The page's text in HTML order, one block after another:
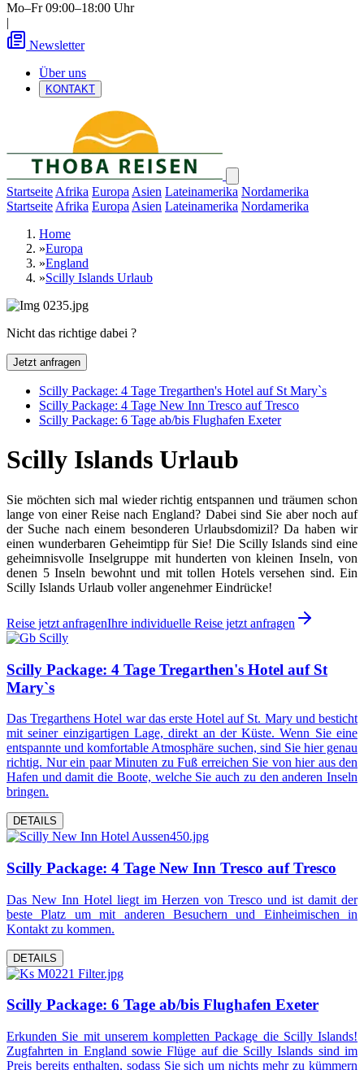
Mo–Fr 09:00–18:00 Uhr
|
Newsletter
Über uns
KONTAKT
Startseite Afrika Europa Asien Lateinamerika Nordamerika
Startseite Afrika Europa Asien Lateinamerika Nordamerika
Home
»Europa
»England
»Scilly Islands Urlaub
Nicht das richtige dabei ?
Jetzt anfragen
Scilly Package: 4 Tage Tregarthen's Hotel auf St Mary`s
Scilly Package: 4 Tage New Inn Tresco auf Tresco
Scilly Package: 6 Tage ab/bis Flughafen Exeter
Scilly Islands Urlaub
Sie möchten sich mal wieder richtig entspannen und träumen schon
lange von einer Reise nach England? Dabei sind Sie aber noch auf
der Suche nach einem besonderen Urlaubsdomizil? Da haben wir
einen wunderbaren Geheimtipp für Sie! Die Scilly Islands sind eine
geheimnisvolle Inselgruppe mit hunderten von kleinen Inseln, von
denen 5 Inseln bewohnt und mit tollen Hotels versehen sind. Ein
Scilly Islands Urlaub voller angenehmer Eindrücke!
Reise jetzt anfragenIhre individuelle Reise jetzt anfragen
Scilly Package: 4 Tage Tregarthen's Hotel auf St
Mary`s
Das Tregarthens Hotel war das erste Hotel auf St. Mary und besticht
mit seiner einzigartigen Lage, direkt an der Küste. Wenn Sie eine
entspannte und komfortable Atmosphäre suchen, sind Sie hier genau
richtig. Nur ein paar Minuten zu Fuß erreichen Sie von hier aus den
Hafen und damit die Boote, welche Sie auch zu den anderen Inseln
bringen.
DETAILS
Scilly Package: 4 Tage New Inn Tresco auf Tresco
Das New Inn Hotel liegt im Herzen von Tresco und ist damit der
beste Platz um mit anderen Besuchern und Einheimischen in
Kontakt zu kommen.
DETAILS
Scilly Package: 6 Tage ab/bis Flughafen Exeter
Erkunden Sie mit unserem kompletten Package die Scilly Islands!
Zugfahrten in England sowie Flüge auf die Scilly Islands sind im
Preis bereits enthalten, sodass Sie sich um nichts mehr zu kümmern